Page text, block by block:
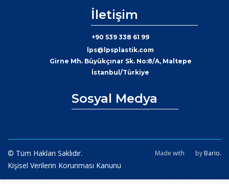
İletişim
+90 539 338 61 99
lps@lpsplastik.com
Girne Mh. Büyükçınar Sk. No:8/A, Maltepe
İstanbul/Türkiye
Sosyal Medya
© Tüm Hakları Saklıdır. Made with by Bario.
Kişisel Verilerin Korunması Kanunu